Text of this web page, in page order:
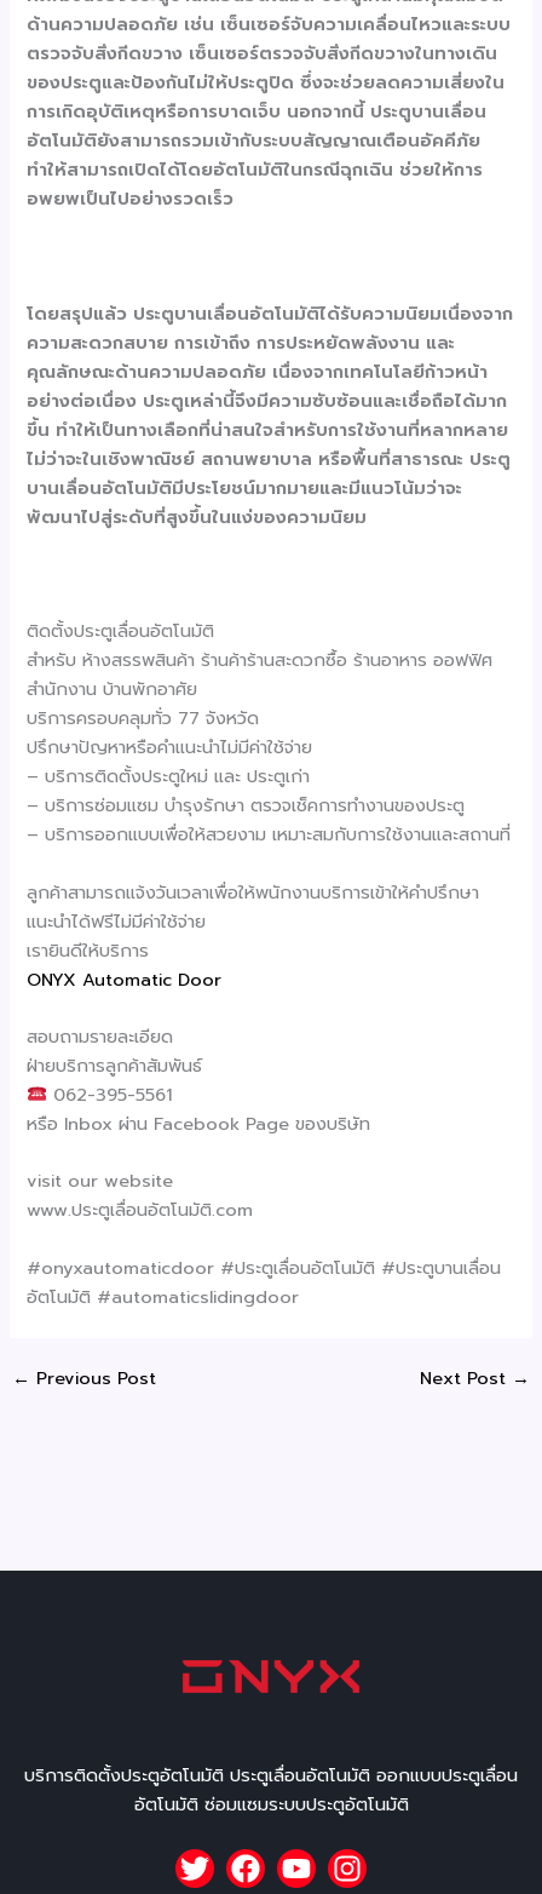
ด้านความปลอดภัย เช่น เซ็นเซอร์จับความเคลื่อนไหวและระบบ
ตรวจจับสิ่งกีดขวาง เซ็นเซอร์ตรวจจับสิ่งกีดขวางในทางเดิน
ของประตูและป้องกันไม่ให้ประตูปิด ซึ่งจะช่วยลดความเสี่ยงใน
การเกิดอุบัติเหตุหรือการบาดเจ็บ นอกจากนี้ ประตูบานเลื่อน
อัตโนมัติยังสามารถรวมเข้ากับระบบสัญญาณเตือนอัคคีภัย
ทำให้สามารถเปิดได้โดยอัตโนมัติในกรณีฉุกเฉิน ช่วยให้การ
อพยพเป็นไปอย่างรวดเร็ว
โดยสรุปแล้ว ประตูบานเลื่อนอัตโนมัติได้รับความนิยมเนื่องจาก
ความสะดวกสบาย การเข้าถึง การประหยัดพลังงาน และ
คุณลักษณะด้านความปลอดภัย เนื่องจากเทคโนโลยีก้าวหน้า
อย่างต่อเนื่อง ประตูเหล่านี้จึงมีความซับซ้อนและเชื่อถือได้มาก
ขึ้น ทำให้เป็นทางเลือกที่น่าสนใจสำหรับการใช้งานที่หลากหลาย
ไม่ว่าจะในเชิงพาณิชย์ สถานพยาบาล หรือพื้นที่สาธารณะ ประตู
บานเลื่อนอัตโนมัติมีประโยชน์มากมายและมีแนวโน้มว่าจะ
พัฒนาไปสู่ระดับที่สูงขึ้นในแง่ของความนิยม
ติดตั้งประตูเลื่อนอัตโนมัติ
สำหรับ ห้างสรรพสินค้า ร้านค้าร้านสะดวกซื้อ ร้านอาหาร ออฟฟิศ
สำนักงาน บ้านพักอาศัย
บริการครอบคลุมทั่ว 77 จังหวัด
ปรึกษาปัญหาหรือคำแนะนำไม่มีค่าใช้จ่าย
– บริการติดตั้งประตูใหม่ และ ประตูเก่า
– บริการซ่อมแซม บำรุงรักษา ตรวจเช็คการทำงานของประตู
– บริการออกแบบเพื่อให้สวยงาม เหมาะสมกับการใช้งานและสถานที่
ลูกค้าสามารถแจ้งวันเวลาเพื่อให้พนักงานบริการเข้าให้คำปรึกษา
แนะนำได้ฟรีไม่มีค่าใช้จ่าย
เรายินดีให้บริการ
ONYX Automatic Door
สอบถามรายละเอียด
ฝ่ายบริการลูกค้าสัมพันธ์
062-395-5561
หรือ Inbox ผ่าน Facebook Page ของบริษัท
visit our website
www.ประตูเลื่อนอัตโนมัติ.com
#onyxautomaticdoor #ประตูเลื่อนอัตโนมัติ #ประตูบานเลื่อน
อัตโนมัติ #automaticslidingdoor
← Previous Post Next Post →
บริการติดตั้งประตูอัตโนมัติ ประตูเลื่อนอัตโนมัติ ออกแบบประตูเลื่อน
อัตโนมัติ ซ่อมแซมระบบประตูอัตโนมัติ